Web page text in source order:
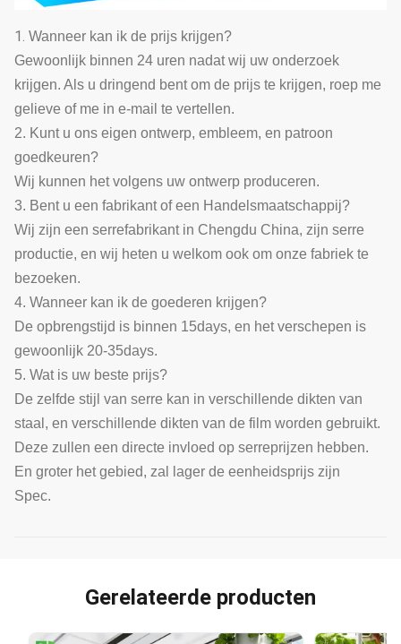
1. Wanneer kan ik de prijs krijgen?
Gewoonlijk binnen 24 uren nadat wij uw onderzoek
krijgen. Als u dringend bent om de prijs te krijgen, roep me
gelieve of me in e-mail te vertellen.
2. Kunt u ons eigen ontwerp, embleem, en patroon
goedkeuren?
Wij kunnen het volgens uw ontwerp produceren.
3. Bent u een fabrikant of een Handelsmaatschappij?
Wij zijn een serrefabrikant in Chengdu China, zijn serre
productie, en wij heten u welkom ook om onze fabriek te
bezoeken.
4. Wanneer kan ik de goederen krijgen?
De opbrengstijd is binnen 15days, en het verschepen is
gewoonlijk 20-35days.
5. Wat is uw beste prijs?
De zelfde stijl van serre kan in verschillende dikten van
staal, en verschillende dikten van de film worden gebruikt.
Deze zullen een directe invloed op serreprijzen hebben.
En groter het gebied, zal lager de eenheidsprijs zijn
Spec.
Gerelateerde producten